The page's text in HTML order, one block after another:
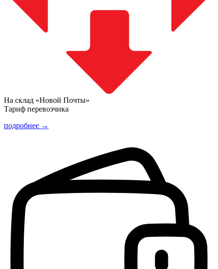
На склад «Новой Почты»
Тариф перевозчика
подробнее →